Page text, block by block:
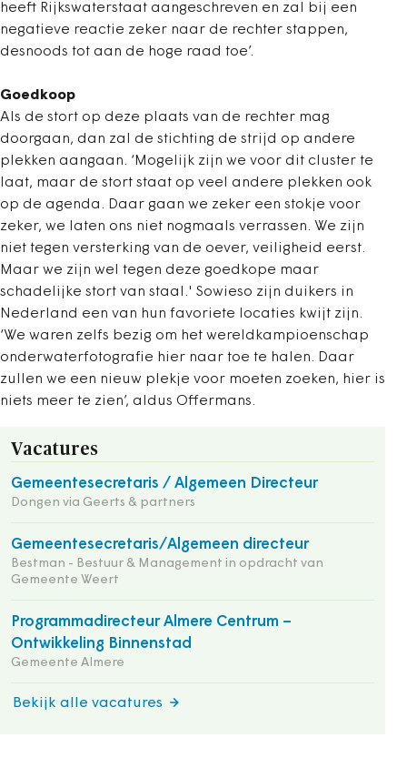
heeft Rijkswaterstaat aangeschreven en zal bij een
negatieve reactie zeker naar de rechter stappen,
desnoods tot aan de hoge raad toe’.
Goedkoop
Als de stort op deze plaats van de rechter mag
doorgaan, dan zal de stichting de strijd op andere
plekken aangaan. ‘Mogelijk zijn we voor dit cluster te
laat, maar de stort staat op veel andere plekken ook
op de agenda. Daar gaan we zeker een stokje voor
zeker, we laten ons niet nogmaals verrassen. We zijn
niet tegen versterking van de oever, veiligheid eerst.
Maar we zijn wel tegen deze goedkope maar
schadelijke stort van staal.' Sowieso zijn duikers in
Nederland een van hun favoriete locaties kwijt zijn.
‘We waren zelfs bezig om het wereldkampioenschap
onderwaterfotografie hier naar toe te halen. Daar
zullen we een nieuw plekje voor moeten zoeken, hier is
niets meer te zien’, aldus Offermans.
Vacatures
Gemeentesecretaris / Algemeen Directeur
Dongen via Geerts & partners
Gemeentesecretaris/Algemeen directeur
Bestman - Bestuur & Management in opdracht van
Gemeente Weert
Programmadirecteur Almere Centrum –
Ontwikkeling Binnenstad
Gemeente Almere
Bekijk alle vacatures